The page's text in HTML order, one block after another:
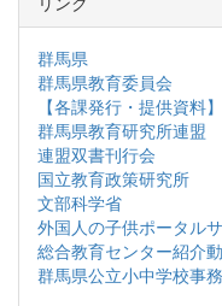
群馬県
群馬県教育委員会
【各課発行・提供資料】
群馬県教育研究所連盟
連盟双書刊行会
国立教育政策研究所
文部科学省
外国人の子供ポータル
総合教育センター紹介
群馬県公立小中学校事